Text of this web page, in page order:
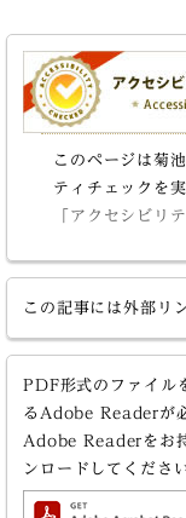
このページは菊
ティチェックを
「アクセシビリ
この記事には外部リ
PDF形式のファイル
るAdobe Readerが
Adobe Readerをお
ンロードしてください